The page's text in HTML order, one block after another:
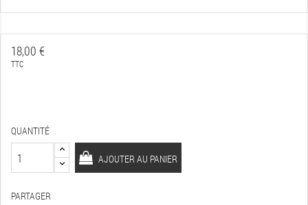
18,00 €
TTC
QUANTITÉ
AJOUTER AU PANIER
PARTAGER